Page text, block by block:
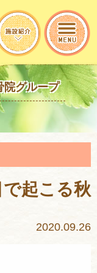
院グループ
起こる秋
2020.09.26